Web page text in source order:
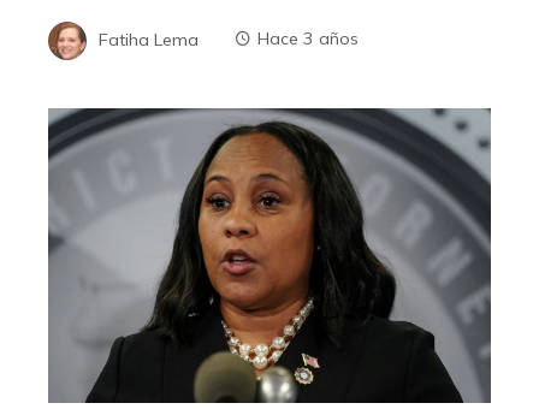
Fatiha Lema Hace 3 años